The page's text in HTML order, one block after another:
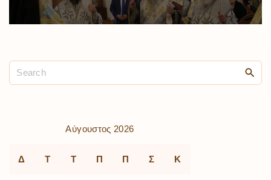
Αύγουστος 2026
Δ Τ Τ Π Π Σ Κ